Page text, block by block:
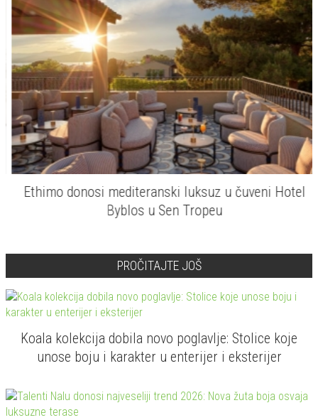
Ethimo donosi mediteranski luksuz u čuveni Hotel
Byblos u Sen Tropeu
PROČITAJTE JOŠ
Koala kolekcija dobila novo poglavlje: Stolice koje
unose boju i karakter u enterijer i eksterijer